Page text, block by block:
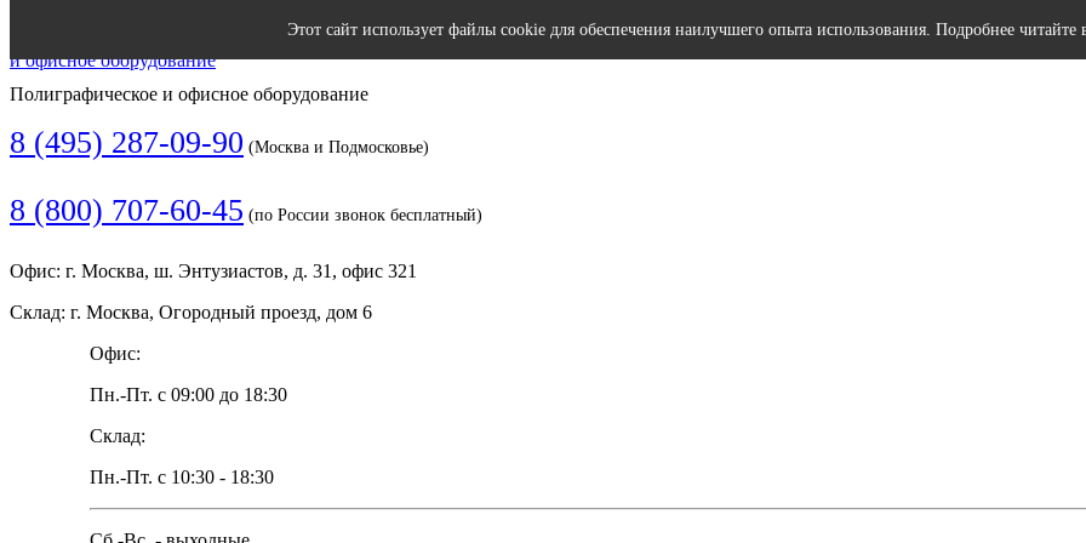
Полиграфическое и офисное оборудование
8 (495) 287-09-90 (Москва и Подмосковье)
8 (800) 707-60-45 (по России звонок бесплатный)
Офис: г. Москва, ш. Энтузиастов, д. 31, офис 321
Склад: г. Москва, Огородный проезд, дом 6
Офис:
Пн.-Пт. с 09:00 до 18:30
Склад:
Пн.-Пт. с 10:30 - 18:30
Этот сайт использует файлы cookie для обеспечения наилучшего опыта использования. Подробнее читайте